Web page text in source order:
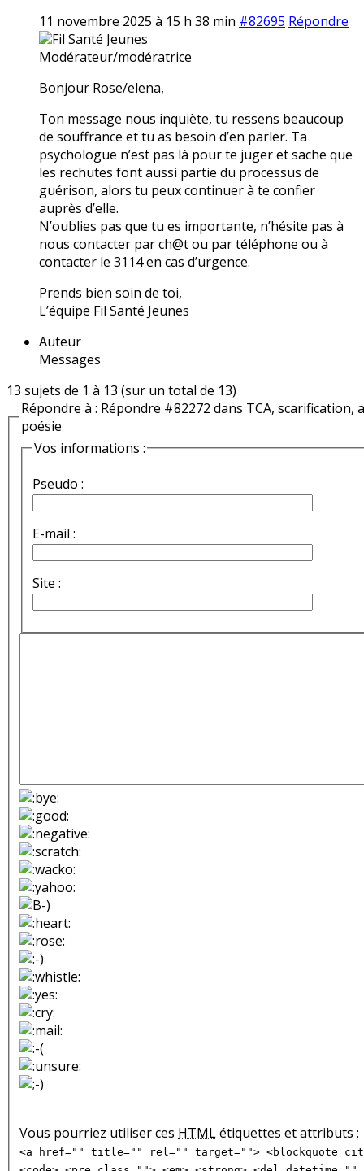
11 novembre 2025 à 15 h 38 min #82695 Répondre
Fil Santé Jeunes
Modérateur/modératrice
Bonjour Rose/elena,
Ton message nous inquiète, tu ressens beaucoup
de souffrance et tu as besoin d’en parler. Ta
psychologue n’est pas là pour te juger et sache que
les rechutes font aussi partie du processus de
guérison, alors tu peux continuer à te confier
auprès d’elle.
N’oublies pas que tu es importante, n’hésite pas à
nous contacter par ch@t ou par téléphone ou à
contacter le 3114 en cas d’urgence.
Prends bien soin de toi,
L’équipe Fil Santé Jeunes
Auteur
Messages
13 sujets de 1 à 13 (sur un total de 13)
Répondre à : Répondre #82272 dans TCA, scarification,
poésie
Vos informations :
Pseudo :
E-mail :
Site :
Vous pourriez utiliser ces HTMLétiquettes et attributs :
<a href="" title="" rel="" target=""> <blockquote